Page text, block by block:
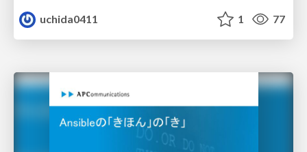
uchida0411
1 77